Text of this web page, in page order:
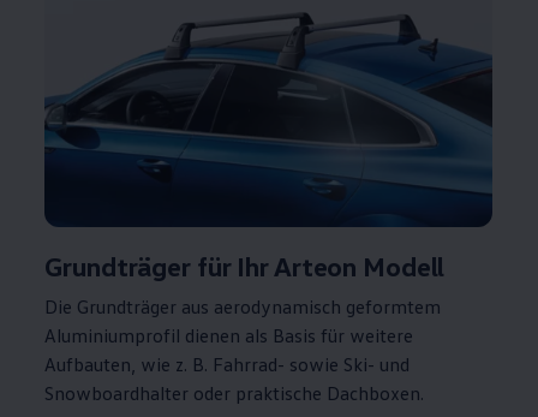
Grundträger für IhrArteon Modell
Die Grundträger aus aerodynamisch geformtem
Aluminiumprofil dienen als Basis für weitere
Aufbauten, wie z. B. Fahrrad- sowie Ski- und
Snowboardhalter oder praktische Dachboxen.